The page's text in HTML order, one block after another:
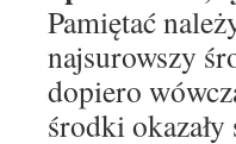
Pamiętać
najsurowszy
dopiero
środki